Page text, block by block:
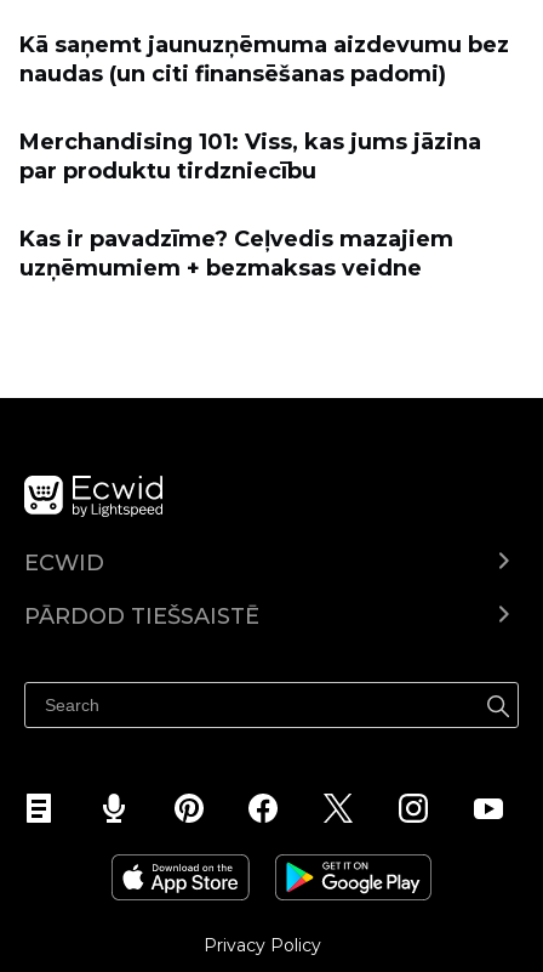
Kā saņemt jaunuzņēmuma aizdevumu bez
naudas (un citi finansēšanas padomi)
Merchandising 101: Viss, kas jums jāzina
par produktu tirdzniecību
Kas ir pavadzīme? Ceļvedis mazajiem
uzņēmumiem + bezmaksas veidne
ECWID
Izcenojumi
PĀRDOD TIEŠSAISTĒ
Pārdod Facebook
Pārdod Instagram
Privacy Policy